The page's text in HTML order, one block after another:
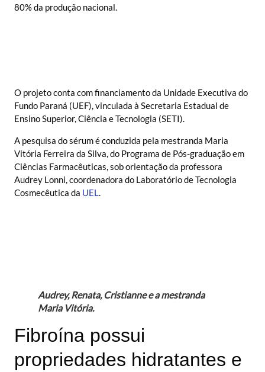
80% da produção nacional.
O projeto conta com financiamento da Unidade Executiva do
Fundo Paraná (UEF), vinculada à Secretaria Estadual de
Ensino Superior, Ciência e Tecnologia (SETI).
A pesquisa do sérum é conduzida pela mestranda Maria
Vitória Ferreira da Silva, do Programa de Pós-graduação em
Ciências Farmacêuticas, sob orientação da professora
Audrey Lonni, coordenadora do Laboratório de Tecnologia
Cosmecêutica da UEL
Audrey, Renata, Cristianne e a mestranda
Maria Vitória.
Fibroína possui
propriedades hidratantes e